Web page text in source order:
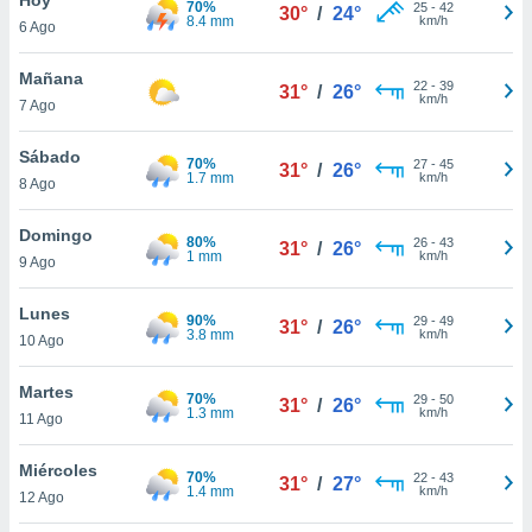
y
en
más
de
6 Ago
70%
8.4 mm
30° / 24° 25- 42
km/h
Mañana
7 Ago
31° / 26° 22- 39
km/h
Sábado
8 Ago
70%
1.7 mm
31° / 26° 27- 45
km/h
Domingo
9 Ago
80%
1 mm
31° / 26° 26- 43
km/h
Lunes
10 Ago
90%
3.8 mm
31° / 26° 29- 49
km/h
Martes
11 Ago
70%
1.3 mm
31° / 26° 29- 50
km/h
Miércoles
12 Ago
70%
1.4 mm
31° / 27° 22- 43
km/h